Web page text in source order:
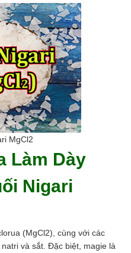
MgCl2
Làm Dày
Nigari
(MgCl2), cùng với các
và sắt. Đặc biệt, magie là